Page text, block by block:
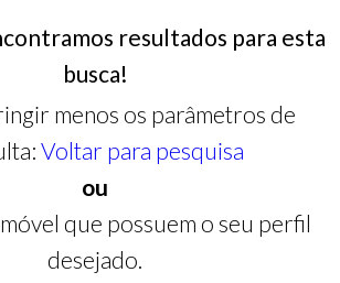
resultados para esta
busca!
menos os parâmetros de
Voltar para pesquisa
ou
que possuem o seu perfil
desejado.